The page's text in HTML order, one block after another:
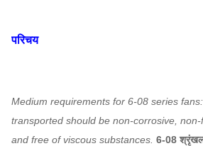
परिचय
Medium requirements for 6-08 series
transported should be non-corrosive, non-
and free of viscous substances. 6-08